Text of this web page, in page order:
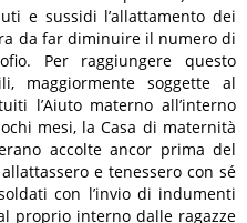
e sussidi l’allattamento dei
da far diminuire il numero di
Per raggiungere questo
maggiormente soggette al
l’Aiuto materno all’interno
mesi, la Casa di maternità
accolte ancor prima del
e tenessero con sé
con l’invio di indumenti
proprio interno dalle ragazze